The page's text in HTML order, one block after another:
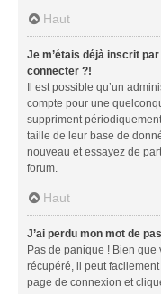
Haut
Je m’étais déjà inscrit
connecter ?!
Il est possible qu’un
compte pour une
suppriment
taille de leur base de
nouveau et essayez de
forum.
Haut
J’ai perdu mon mot de
Pas de panique ! Bien que
récupéré, il peut
page de connexion et